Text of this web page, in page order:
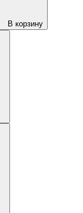
В корзину